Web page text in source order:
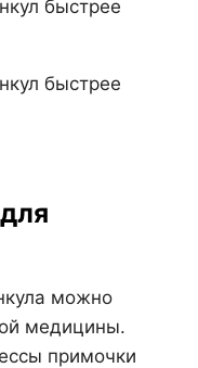
можно
медицины.
примочки